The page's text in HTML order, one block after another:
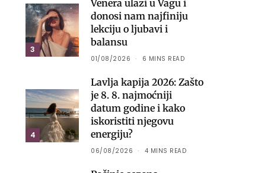
3
Venera ulazi u Vagu i
donosi nam najfiniju
lekciju o ljubavi i
balansu
01/08/2026 6 MINS READ
4
Lavlja kapija 2026: Zašto
je 8. 8. najmoćniji
datum godine i kako
iskoristiti njegovu
energiju?
06/08/2026 4 MINS READ